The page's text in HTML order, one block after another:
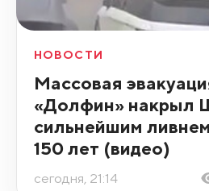
НОВОСТИ
Массовая
«Долфин» накрыл
сильнейшим
150 лет (видео)
сегодня, 21:14